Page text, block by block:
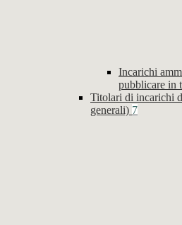
Incarichi
pubblicare in
Titolari di incarichi
generali) 7